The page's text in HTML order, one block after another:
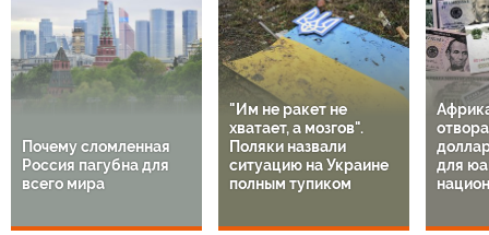
Почему сломленная
Россия пагубна для
всего мира
"Им не ракет не
хватает, а мозгов".
Поляки назвали
ситуацию на Украине
полным тупиком
для